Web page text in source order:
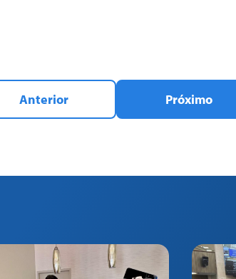
Anterior Próximo